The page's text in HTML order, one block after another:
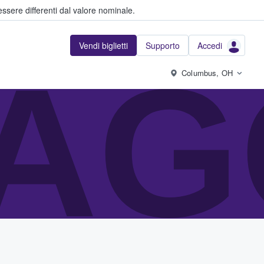
differenti dal valore nominale.
Vendi biglietti Supporto Accedi
Columbus, OH